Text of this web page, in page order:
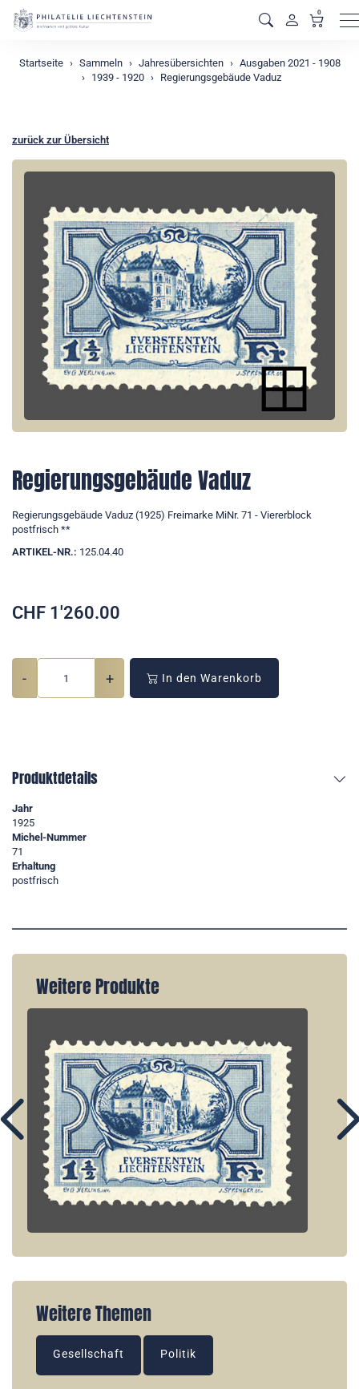
0
Startseite Sammeln Jahresübersichten
Ausgaben 2021 - 1908
1939 - 1920
Regierungsgebäude Vaduz
zurück zur Übersicht
Regierungsgebäude Vaduz
Regierungsgebäude Vaduz (1925) Freimarke MiNr. 71 - Viererblock
postfrisch **
ARTIKEL-NR.: 125.04.40
CHF 1'260.00
- + In den Warenkorb
Produktdetails
Jahr
1925
Michel-Nummer
71
Erhaltung
postfrisch
Weitere Produkte
Weitere Themen
Gesellschaft Politik